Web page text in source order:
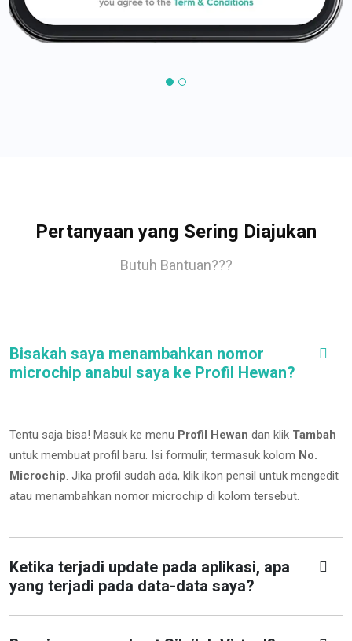
Pertanyaan yang Sering Diajukan
Butuh Bantuan???
Bisakah saya menambahkan nomor
microchip anabul saya ke Profil Hewan?
Tentu saja bisa! Masuk ke menu Profil Hewan dan klik Tambah
untuk membuat profil baru. Isi formulir, termasuk kolom No.
Microchip. Jika profil sudah ada, klik ikon pensil untuk mengedit
atau menambahkan nomor microchip di kolom tersebut.
Ketika terjadi update pada aplikasi, apa
yang terjadi pada data-data saya?